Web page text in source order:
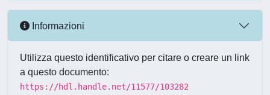
Informazioni
Utilizza questo identificativo per citare o creare un link
a questo documento:
https://hdl.handle.net/11577/103282